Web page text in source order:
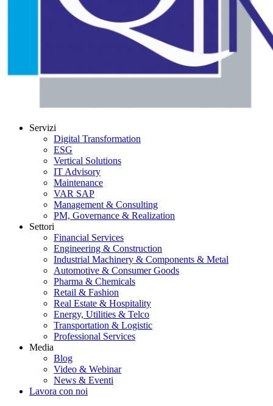
Servizi
Digital Transformation
ESG
Vertical Solutions
IT Advisory
Maintenance
VAR SAP
Management & Consulting
PM, Governance & Realization
Settori
Financial Services
Engineering & Construction
Industrial Machinery & Components & Metal
Automotive & Consumer Goods
Pharma & Chemicals
Retail & Fashion
Real Estate & Hospitality
Energy, Utilities & Telco
Transportation & Logistic
Professional Services
Media
Blog
Video & Webinar
News & Eventi
Lavora con noi